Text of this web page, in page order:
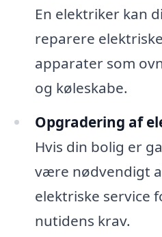
En elektriker kan
reparere
apparater som
og køleskabe.
Opgradering af
Hvis din bolig er
være nødvendigt
elektriske service
nutidens krav.